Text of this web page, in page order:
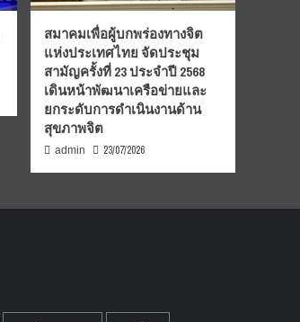
สมาคมเพื่อผู้บกพร่องทางจิต
แห่งประเทศไทย จัดประชุม
สามัญครั้งที่ 23 ประจำปี 2568
เดินหน้าพัฒนาเครือข่ายและ
ยกระดับการดำเนินงานด้าน
สุขภาพจิต
admin 23/07/2026